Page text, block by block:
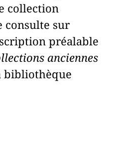
collection
consulte sur
préalable
anciennes
bibliothèque